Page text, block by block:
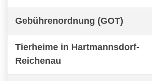
Gebührenordnung (GOT)
Tierheime in Hartmannsdorf-
Reichenau